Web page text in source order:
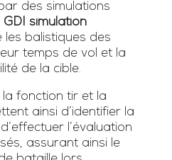
des simulations
GDI simulation
balistiques des
temps de vol et la
de la cible.
fonction tir et la
ainsi d’identifier la
l’évaluation
assurant ainsi le